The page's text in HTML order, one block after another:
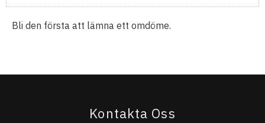
Bli den första att lämna ett omdöme.
Kontakta Oss